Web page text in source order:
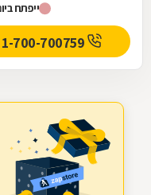
על סוגיו,...
ייפתח